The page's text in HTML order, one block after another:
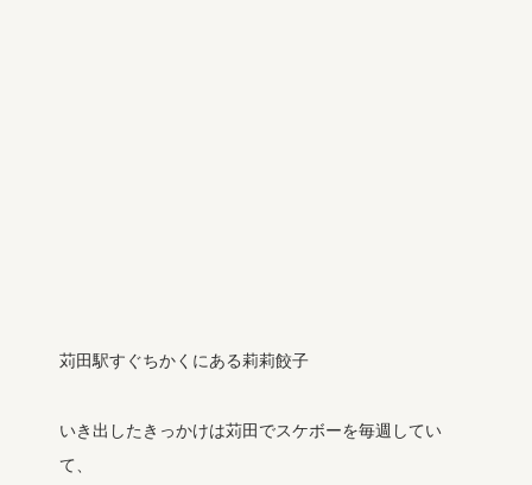
苅田駅すぐちかくにある莉莉餃子
いき出したきっかけは苅田でスケボーを毎週してい
て、